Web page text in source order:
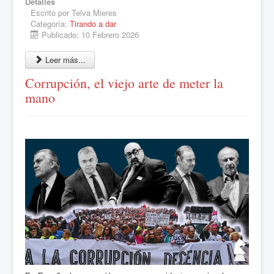
Escrito por Telva Mieres
Categoría: Tirando a dar
Publicado: 10 Febrero 2026
Leer más...
Corrupción, el viejo arte de meter la
mano